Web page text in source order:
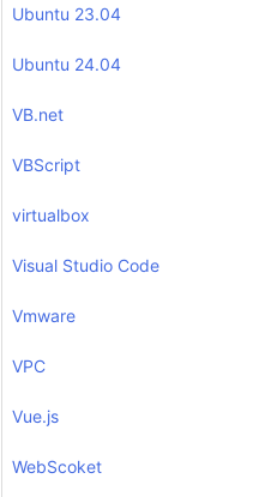
Ubuntu 23.04
Ubuntu 24.04
VB.net
VBScript
virtualbox
Visual Studio Code
Vmware
VPC
Vue.js
WebScoket